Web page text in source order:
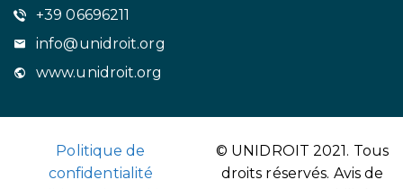
+39 06696211
info@unidroit.org
www.unidroit.org
Politique de
confidentialité
© UNIDROIT 2021. Tous
droits réservés. Avis de